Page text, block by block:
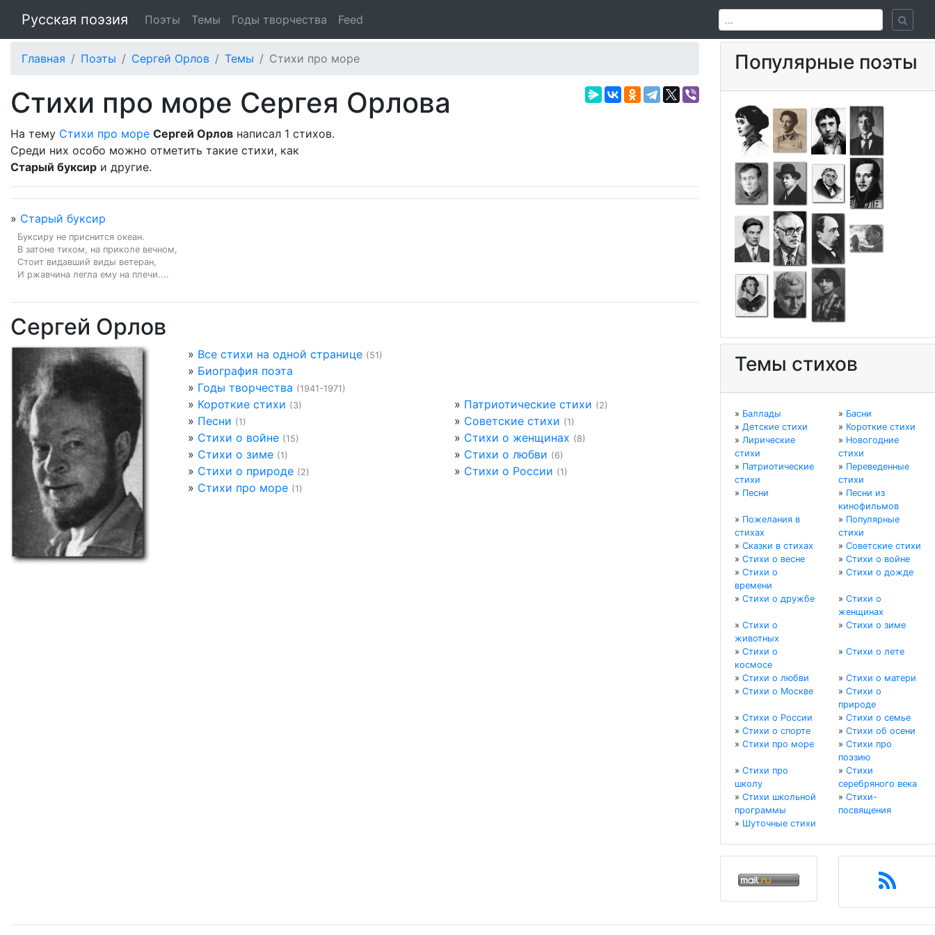
Русская поэзия Поэты Темы Годы творчества Feed
Главная Поэты Сергей Орлов Темы Стихи про море
Стихи про море Сергея Орлова
На тему Стихи про море Сергей Орлов написал 1 стихов.
Среди них особо можно отметить такие стихи, как
Старый буксир и другие.
» Старый буксир
Буксиру не приснится океан.
В затоне тихом, на приколе вечном,
Стоит видавший виды ветеран,
И ржавчина легла ему на плечи....
Сергей Орлов
» Все стихи на одной странице (51)
» Биография поэта
» Годы творчества (1941-1971)
» Короткие стихи (3) » Патриотические стихи (2)
» Песни (1) » Советские стихи (1)
» Стихи о войне (15) » Стихи о женщинах (8)
» Стихи о зиме (1) » Стихи о любви (6)
» Стихи о природе (2) » Стихи о России (1)
» Стихи про море (1)
Популярные поэты
Темы стихов
» Баллады » Басни
» Детские стихи » Короткие стихи
» Лирические
стихи
» Новогодние
стихи
» Патриотические
стихи
» Переведенные
стихи
» Песни » Песни из
кинофильмов
» Пожелания в
стихах
» Популярные
стихи
» Сказки в стихах » Советские стихи
» Стихи о весне » Стихи о войне
» Стихи о
времени
» Стихи о дожде
» Стихи о дружбе » Стихи о
женщинах
» Стихи о
животных
» Стихи о зиме
» Стихи о
космосе
» Стихи о лете
» Стихи о любви » Стихи о матери
» Стихи о Москве » Стихи о
природе
» Стихи о России » Стихи о семье
» Стихи о спорте » Стихи об осени
» Стихи про море » Стихи про
поэзию
» Стихи про
школу
» Стихи
серебряного века
» Стихи школьной
программы
» Стихи-
посвящения
» Шуточные стихи